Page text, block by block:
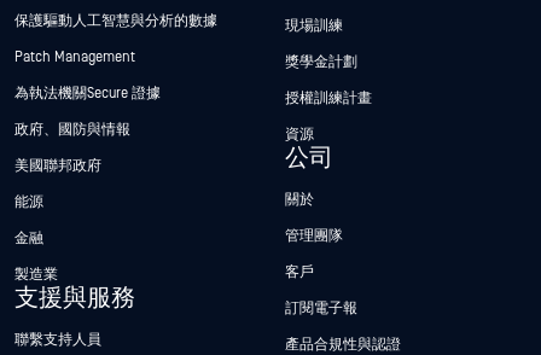
保護驅動人工智慧與分析的數據
Patch Management
為執法機關Secure 證據
政府、國防與情報
美國聯邦政府
能源
金融
製造業
支援與服務
聯繫支持人員
現場訓練
獎學金計劃
授權訓練計畫
資源
公司
關於
管理團隊
客戶
訂閱電子報
產品合規性與認證